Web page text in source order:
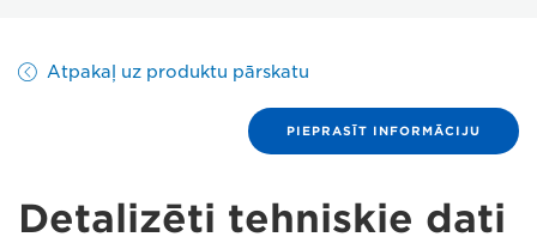
Atpakaļ uz produktu pārskatu
PIEPRASĪT INFORMĀCIJU
Detalizēti tehniskie dati